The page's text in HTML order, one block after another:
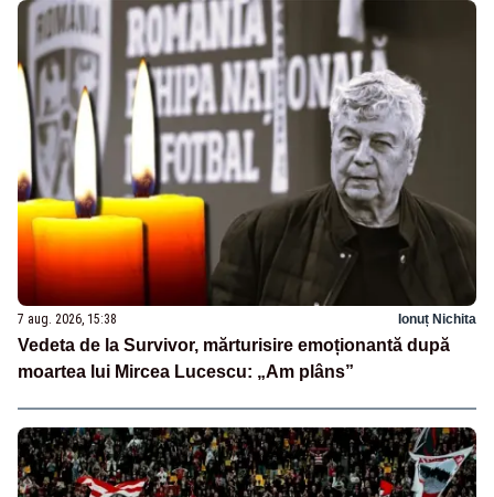
7 aug. 2026, 15:38 Ionuț Nichita
Vedeta de la Survivor, mărturisire emoționantă după
moartea lui Mircea Lucescu: „Am plâns”